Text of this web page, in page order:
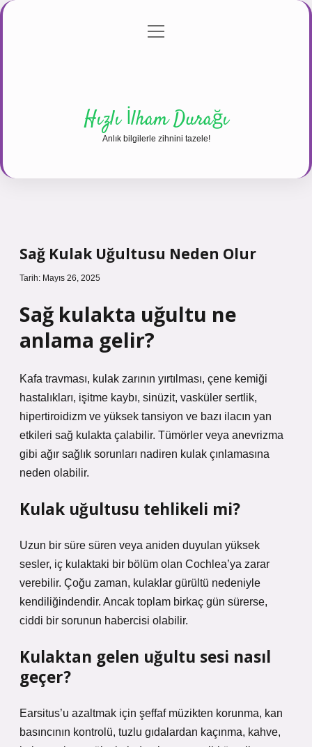
Gizlilik Politikası
menüyü
Hızlı İlham Durağı
Anlık bilgilerle zihnini tazele!
Sağ Kulak Uğultusu Neden Olur
Tarih: Mayıs 26, 2025
Sağ kulakta uğultu ne
anlama gelir?
Kafa travması, kulak zarının yırtılması, çene kemiği
hastalıkları, işitme kaybı, sinüzit, vasküler sertlik,
hipertiroidizm ve yüksek tansiyon ve bazı ilacın yan
etkileri sağ kulakta çalabilir. Tümörler veya anevrizma
gibi ağır sağlık sorunları nadiren kulak çınlamasına
neden olabilir.
Kulak uğultusu tehlikeli mi?
Uzun bir süre süren veya aniden duyulan yüksek
sesler, iç kulaktaki bir bölüm olan Cochlea’ya zarar
verebilir. Çoğu zaman, kulaklar gürültü nedeniyle
kendiliğindendir. Ancak toplam birkaç gün sürerse,
ciddi bir sorunun habercisi olabilir.
Kulaktan gelen uğultu sesi nasıl
geçer?
Earsitus’u azaltmak için şeffaf müzikten korunma, kan
basıncının kontrolü, tuzlu gıdalardan kaçınma, kahve,